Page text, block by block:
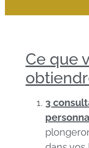
Ce que
3